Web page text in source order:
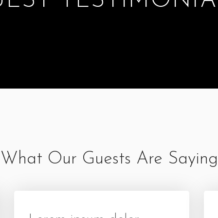
What Our Guests Are Saying